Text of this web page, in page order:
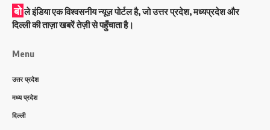
बो ले इंडिया एक विश्वसनीय न्यूज़ पोर्टल है, जो उत्तर प्रदेश, मध्यप्रदेश और
दिल्ली की ताज़ा खबरें तेज़ी से पहुँचाता है।
Menu
उत्तर प्रदेश
मध्य प्रदेश
दिल्ली